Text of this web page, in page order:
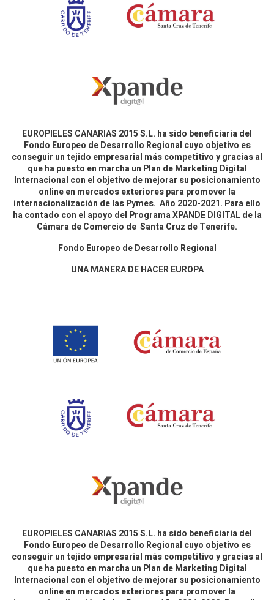
EUROPIELES CANARIAS 2015 S.L. ha sido beneficiaria del
Fondo Europeo de Desarrollo Regional cuyo objetivo es
conseguir un tejido empresarial más competitivo y gracias al
que ha puesto en marcha un Plan de Marketing Digital
Internacional con el objetivo de mejorar su posicionamiento
online en mercados exteriores para promover la
internacionalización de las Pymes. Año 2020-2021. Para ello
ha contado con el apoyo del Programa XPANDE DIGITAL de la
Cámara de Comercio de Santa Cruz de Tenerife.
Fondo Europeo de Desarrollo Regional
UNA MANERA DE HACER EUROPA
EUROPIELES CANARIAS 2015 S.L. ha sido beneficiaria del
Fondo Europeo de Desarrollo Regional cuyo objetivo es
conseguir un tejido empresarial más competitivo y gracias al
que ha puesto en marcha un Plan de Marketing Digital
Internacional con el objetivo de mejorar su posicionamiento
online en mercados exteriores para promover la